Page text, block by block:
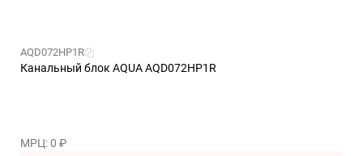
AQD072HP1R
Канальный блок AQUA AQD072HP1R
МРЦ: 0 ₽